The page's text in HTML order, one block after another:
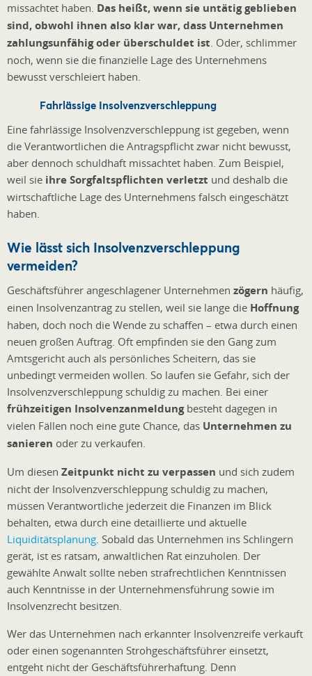
missachtet haben. Das heißt, wenn sie untätig geblieben
sind, obwohl ihnen also klar war, dass Unternehmen
zahlungsunfähig oder überschuldet ist . Oder, schlimmer
noch, wenn sie die finanzielle Lage des Unternehmens
bewusst verschleiert haben.
Fahrlässige Insolvenzverschleppung
Eine fahrlässige Insolvenzverschleppung ist gegeben, wenn
die Verantwortlichen die Antragspflicht zwar nicht bewusst,
aber dennoch schuldhaft missachtet haben. Zum Beispiel,
weil sie ihre Sorgfaltspflichten verletzt und deshalb die
wirtschaftliche Lage des Unternehmens falsch eingeschätzt
haben.
Wie lässt sich Insolvenzverschleppung
vermeiden?
Geschäftsführer angeschlagener Unternehmen zögern häufig,
einen Insolvenzantrag zu stellen, weil sie lange die Hoffnung
haben, doch noch die Wende zu schaffen – etwa durch einen
neuen großen Auftrag. Oft empfinden sie den Gang zum
Amtsgericht auch als persönliches Scheitern, das sie
unbedingt vermeiden wollen. So laufen sie Gefahr, sich der
Insolvenzverschleppung schuldig zu machen. Bei einer
frühzeitigen Insolvenzanmeldung besteht dagegen in
vielen Fällen noch eine gute Chance, das Unternehmen zu
sanieren oder zu verkaufen.
Um diesen Zeitpunkt nicht zu verpassen und sich zudem
nicht der Insolvenzverschleppung schuldig zu machen,
müssen Verantwortliche jederzeit die Finanzen im Blick
behalten, etwa durch eine detaillierte und aktuelle
Liquiditätsplanung. Sobald das Unternehmen ins Schlingern
gerät, ist es ratsam, anwaltlichen Rat einzuholen. Der
gewählte Anwalt sollte neben strafrechtlichen Kenntnissen
auch Kenntnisse in der Unternehmensführung sowie im
Insolvenzrecht besitzen.
Wer das Unternehmen nach erkannter Insolvenzreife verkauft
oder einen sogenannten Strohgeschäftsführer einsetzt,
entgeht nicht der Geschäftsführerhaftung. Denn